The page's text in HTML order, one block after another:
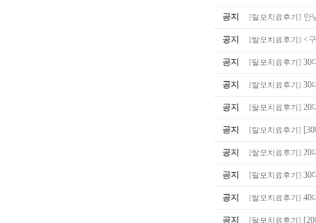
공지 [탈모치료후기 ] 안
공지 [탈모치료후기 ] <
공지 [탈모치료후기 ] 30
공지 [탈모치료후기 ] 30
공지 [탈모치료후기 ] 20
공지 [탈모치료후기 ]
공지 [탈모치료후기 ] 20
공지 [탈모치료후기 ] 30
공지 [탈모치료후기 ] 40
공지 [탈모치료후기 ]